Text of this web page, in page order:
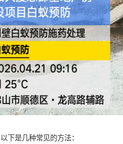
下是几种常见的方法：